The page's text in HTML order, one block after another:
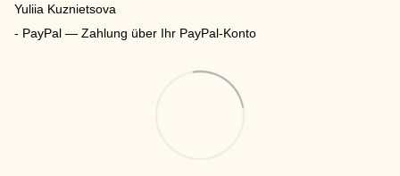
Yuliia Kuznietsova
- PayPal — Zahlung über Ihr PayPal-Konto